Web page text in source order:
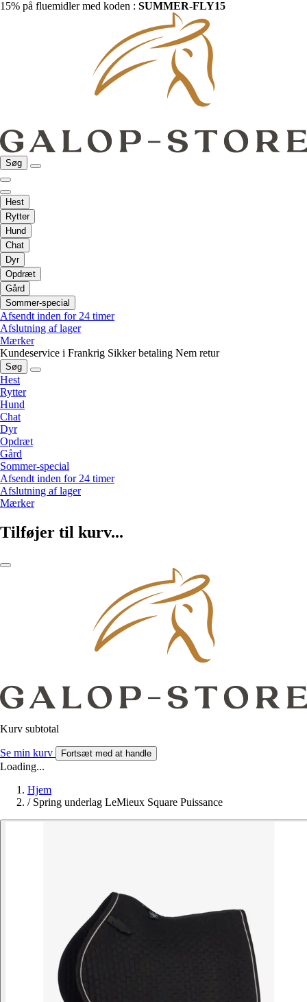
15% på fluemidler med koden : SUMMER-FLY15
Søg
Hest
Rytter
Hund
Chat
Dyr
Opdræt
Gård
Sommer-special
Afsendt inden for 24 timer
Afslutning af lager
Mærker
Kundeservice i Frankrig Sikker betaling Nem retur
Søg
Hest
Rytter
Hund
Chat
Dyr
Opdræt
Gård
Sommer-special
Afsendt inden for 24 timer
Afslutning af lager
Mærker
Tilføjer til kurv...
Kurv subtotal
Se min kurv Fortsæt med at handle
Loading...
Hjem
/ Spring underlag LeMieux Square Puissance